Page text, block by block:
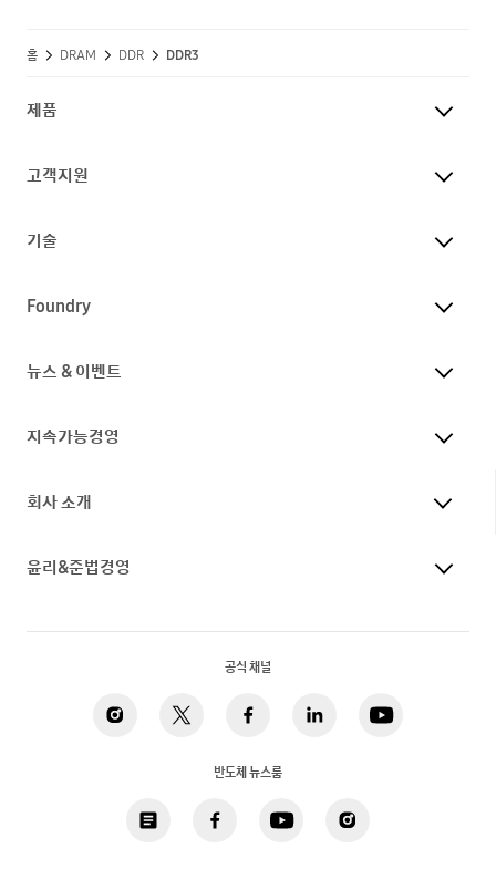
홈 DRAM DDR DDR3
제품
고객지원
기술
Foundry
뉴스 & 이벤트
지속가능경영
회사 소개
윤리&준법경영
공식 채널
반도체 뉴스룸